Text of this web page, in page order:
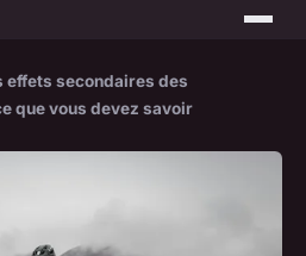
effets secondaires des
que vous devez savoir